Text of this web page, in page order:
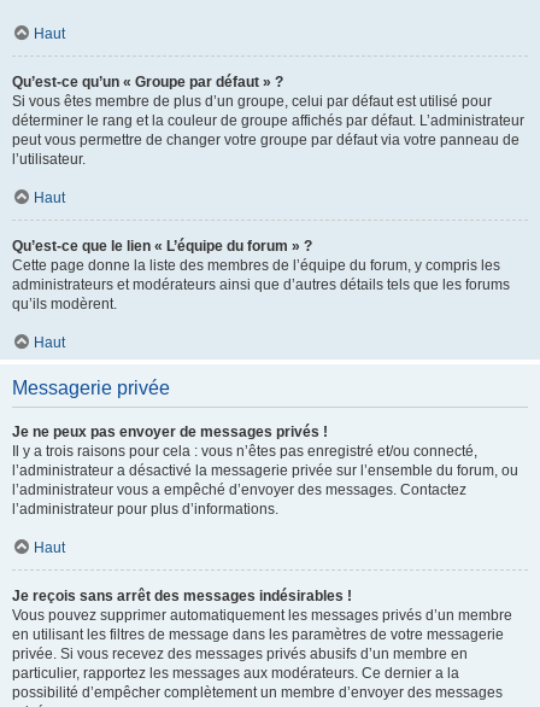
Haut
Qu’est-ce qu’un « Groupe par défaut » ?
Si vous êtes membre de plus d’un groupe, celui par défaut est utilisé pour
déterminer le rang et la couleur de groupe affichés par défaut. L’administrateur
peut vous permettre de changer votre groupe par défaut via votre panneau de
l’utilisateur.
Haut
Qu’est-ce que le lien « L’équipe du forum » ?
Cette page donne la liste des membres de l’équipe du forum, y compris les
administrateurs et modérateurs ainsi que d’autres détails tels que les forums
qu’ils modèrent.
Haut
Messagerie privée
Je ne peux pas envoyer de messages privés !
Il y a trois raisons pour cela : vous n’êtes pas enregistré et/ou connecté,
l’administrateur a désactivé la messagerie privée sur l’ensemble du forum, ou
l’administrateur vous a empêché d’envoyer des messages. Contactez
l’administrateur pour plus d’informations.
Haut
Je reçois sans arrêt des messages indésirables !
Vous pouvez supprimer automatiquement les messages privés d’un membre
en utilisant les filtres de message dans les paramètres de votre messagerie
privée. Si vous recevez des messages privés abusifs d’un membre en
particulier, rapportez les messages aux modérateurs. Ce dernier a la
possibilité d’empêcher complètement un membre d’envoyer des messages